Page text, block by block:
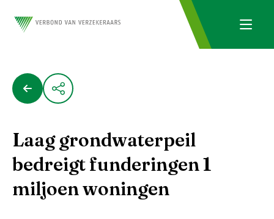
Laag grondwaterpeil
bedreigt funderingen 1
miljoen woningen